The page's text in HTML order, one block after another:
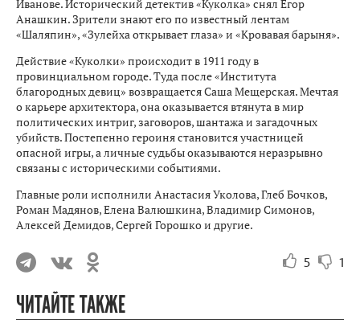
Иванове. Исторический детектив «Куколка» снял Егор
Анашкин. Зрители знают его по известный лентам
«Шаляпин», «Зулейха открывает глаза» и «Кровавая барыня».
Действие «Куколки» происходит в 1911 году в
провинциальном городе. Туда после «Института
благородных девиц» возвращается Саша Мещерская. Мечтая
о карьере архитектора, она оказывается втянута в мир
политических интриг, заговоров, шантажа и загадочных
убийств. Постепенно героиня становится участницей
опасной игры, а личные судьбы оказываются неразрывно
связаны с историческими событиями.
Главные роли исполнили Анастасия Уколова, Глеб Бочков,
Роман Мадянов, Елена Валюшкина, Владимир Симонов,
Алексей Демидов, Сергей Горошко и другие.
5 1
ЧИТАЙТЕ ТАКЖЕ